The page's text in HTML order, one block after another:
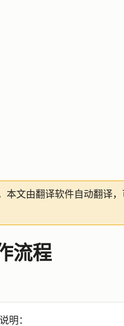
本文由翻译软件自动翻译
流程
明：